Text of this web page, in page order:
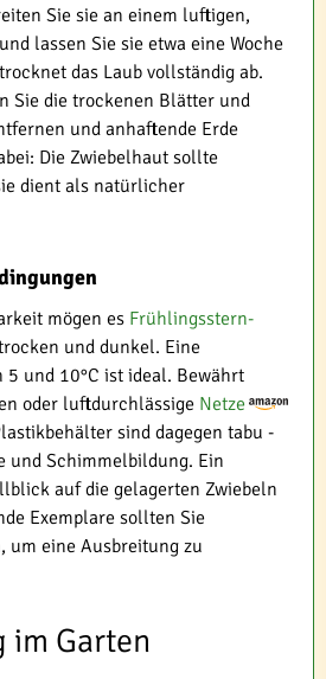
Sie sie an einem luftigen,
lassen Sie sie etwa eine Woche
das Laub vollständig ab.
Sie die trockenen Blätter und
und anhaftende Erde
Die Zwiebelhaut sollte
dient als natürlicher
mögen es Frühlingsstern-
und dunkel. Eine
5 und 10°C ist ideal. Bewährt
oder luftdurchlässige Netze
sind dagegen tabu -
und Schimmelbildung. Ein
auf die gelagerten Zwiebeln
Exemplare sollten Sie
um eine Ausbreitung zu
im Garten